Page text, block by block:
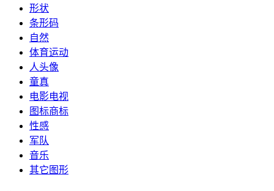
形状
条形码
自然
体育运动
人头像
童真
电影电视
图标商标
性感
军队
音乐
其它图形